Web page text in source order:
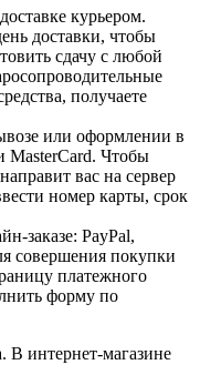
курьером.
доставки, чтобы
сдачу с любой
получаете
или оформлении в
MasterCard. Чтобы
вас на сервер
номер карты, срок
заказе: PayPal,
совершения покупки
платежного
форму по
В интернет-магазине